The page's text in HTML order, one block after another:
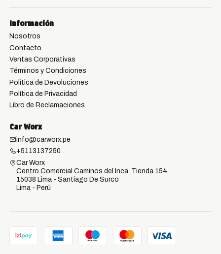
Información
Nosotros
Contacto
Ventas Corporativas
Términos y Condiciones
Política de Devoluciones
Política de Privacidad
Libro de Reclamaciones
Car Worx
info@carworx.pe
+5113137250
Car Worx
Centro Comercial Caminos del Inca, Tienda 154
15038 Lima - Santiago De Surco
Lima - Perú